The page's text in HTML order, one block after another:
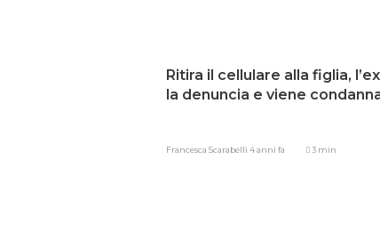
Ritira il cellulare alla figlia,
la denuncia e viene
Francesca Scarabelli 4 anni fa 3 min